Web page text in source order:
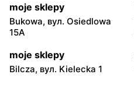
moje sklepy
Bukowa, вул. Osiedlowa
15A
moje sklepy
Bilcza, вул. Kielecka 1